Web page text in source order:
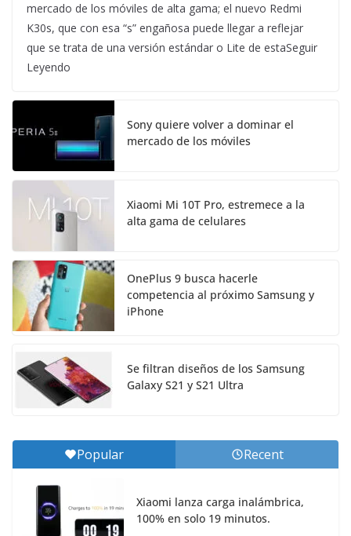
mercado de los móviles de alta gama; el nuevo Redmi
K30s, que con esa “s” engañosa puede llegar a reflejar
que se trata de una versión estándar o Lite de estaSeguir
Leyendo
Sony quiere volver a dominar el
mercado de los móviles
Xiaomi Mi 10T Pro, estremece a la
alta gama de celulares
OnePlus 9 busca hacerle
competencia al próximo Samsung y
iPhone
Se filtran diseños de los Samsung
Galaxy S21 y S21 Ultra
Popular Recent
Xiaomi lanza carga inalámbrica,
100% en solo 19 minutos.